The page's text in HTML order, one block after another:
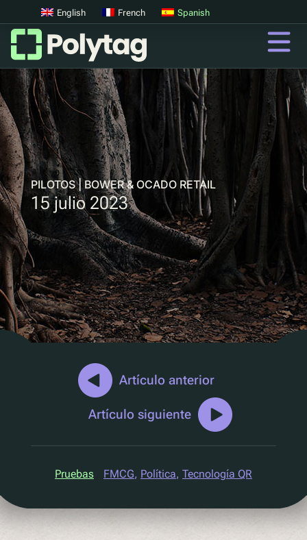
Códigos QR
Códigos QR avanzados
Etiquetas UV
Clasificación UV
Pasaportes digitales de productos
Sistemas digitales de devolución de depósitos
Autenticación de productos
Marketing D2C
QR Reutilizar y rellenar
Ecotrace
Datos EPR
Clasificación mejorada
Lucozade
Ocado
English French Spanish
PILOTOS | BOWER & OCADO RETAIL
15 julio 2023
Artículo anterior
Artículo siguiente
Pruebas FMCG, Política, Tecnología QR